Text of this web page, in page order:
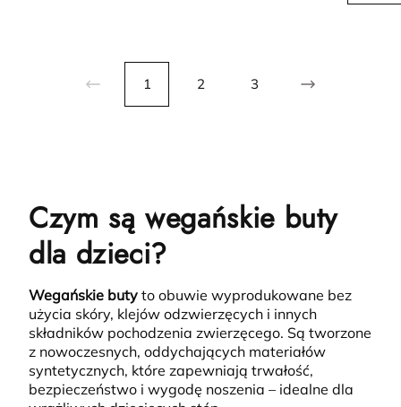
1 2 3
Czym są wegańskie buty
dla dzieci?
Wegańskie buty to obuwie wyprodukowane bez
użycia skóry, klejów odzwierzęcych i innych
składników pochodzenia zwierzęcego. Są tworzone
z nowoczesnych, oddychających materiałów
syntetycznych, które zapewniają trwałość,
bezpieczeństwo i wygodę noszenia – idealne dla